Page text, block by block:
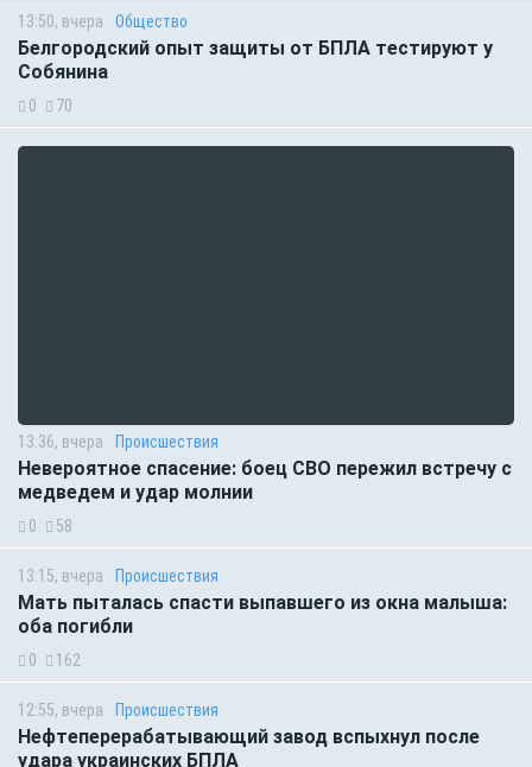
13:50, вчера Общество
Белгородский опыт защиты от БПЛА тестируют у
Собянина
0 70
13:36, вчера Происшествия
Невероятное спасение: боец СВО пережил встречу с
медведем и удар молнии
0 58
13:15, вчера Происшествия
Мать пыталась спасти выпавшего из окна малыша:
оба погибли
0 162
12:55, вчера Происшествия
Нефтеперерабатывающий завод вспыхнул после
удара украинских БПЛА